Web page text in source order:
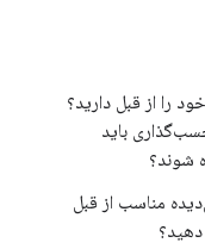
از قبل دارید؟
باید
از قبل